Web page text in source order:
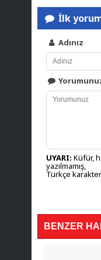
İlk
Adınız
UYARI: Küfür,
yazılmamış,
Türkçe
BENZER